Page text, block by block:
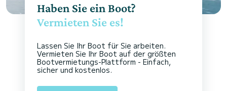
Haben Sie ein Boot?
Vermieten Sie es!
Lassen Sie Ihr Boot für Sie arbeiten.
Vermieten Sie Ihr Boot auf der größten
Bootvermietungs-Plattform - Einfach,
sicher und kostenlos.